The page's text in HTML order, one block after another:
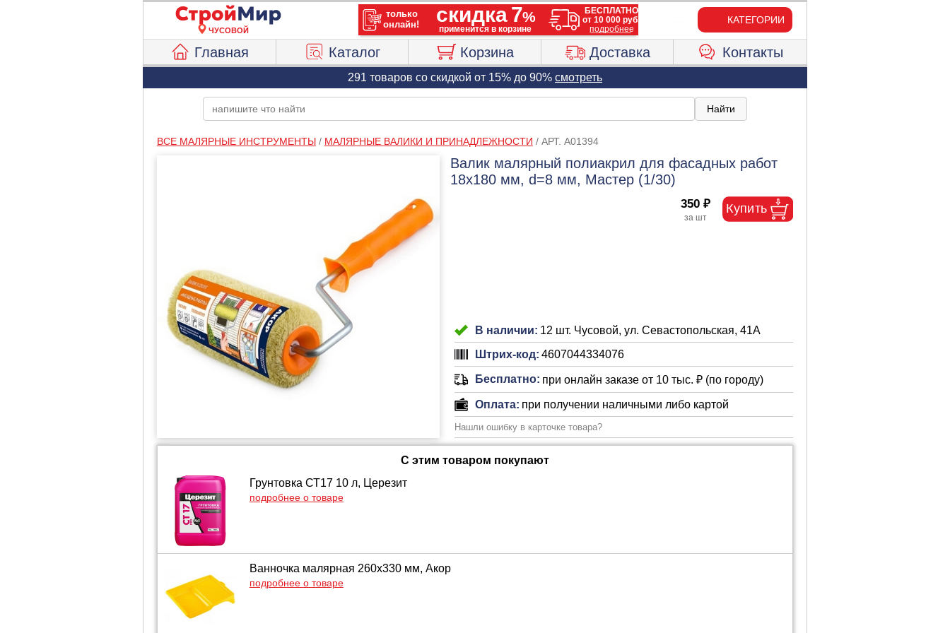
ЧУСОВОЙ
КАТЕГОРИИ
Главная Каталог Корзина Доставка Контакты
291 товаров со скидкой от 15% до 90% смотреть
ВСЕ МАЛЯРНЫЕ ИНСТРУМЕНТЫ/ МАЛЯРНЫЕ ВАЛИКИ И ПРИНАДЛЕЖНОСТИ / АРТ. A01394
Валик малярный полиакрил для фасадных работ
18х180 мм, d=8 мм, Мастер (1/30)
350 ₽
В наличии: 12 шт. Чусовой, ул. Севастопольская, 41А
Штрих-код: 4607044334076
Бесплатно: при онлайн заказе от 10 тыс. ₽ (по городу)
Оплата: при получении наличными либо картой
Нашли ошибку в карточке товара?
С этим товаром покупают
Грунтовка СТ17 10 л, Церезит
подробнее о товаре
Ванночка малярная 260х330 мм, Акор
подробнее о товаре